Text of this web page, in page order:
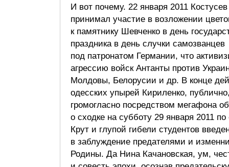
И вот почему. 22 января 2011
принимал участие в возложении
к памятнику Шевченко в день
праздника в день случки самозванцев
под патронатом Германии, что
агрессию войск Антанты против
Молдовы, Белорусии и др. В конце
одесских упырей Кириленко,
громогласно посредством мегафона
о сходке на субботу 29 января 2011
Крут и глупой гибели студентов
в заблуждение предателями и
Родины. Да Нина Качановская, ум,